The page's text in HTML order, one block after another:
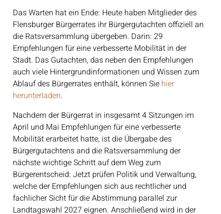
Das Warten hat ein Ende: Heute haben Mitglieder des
Flensburger Bürgerrates ihr Bürgergutachten offiziell an
die Ratsversammlung übergeben. Darin: 29
Empfehlungen für eine verbesserte Mobilität in der
Stadt. Das Gutachten, das neben den Empfehlungen
auch viele Hintergrundinformationen und Wissen zum
Ablauf des Bürgerrates enthält, können Sie hier
herunterladen.
Nachdem der Bürgerrat in insgesamt 4 Sitzungen im
April und Mai Empfehlungen für eine verbesserte
Mobilität erarbeitet hatte, ist die Übergabe des
Bürgergutachtens and die Ratsversammlung der
nächste wichtige Schritt auf dem Weg zum
Bürgerentscheid: Jetzt prüfen Politik und Verwaltung,
welche der Empfehlungen sich aus rechtlicher und
fachlicher Sicht für die Abstimmung parallel zur
Landtagswahl 2027 eignen. Anschließend wird in der